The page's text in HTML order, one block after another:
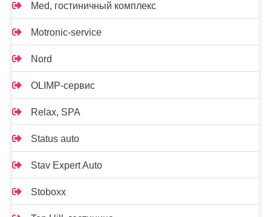
Med, гостиничный комплекс
Motronic-service
Nord
OLIMP-сервис
Relax, SPA
Status auto
Stav Expert Auto
Stoboxx